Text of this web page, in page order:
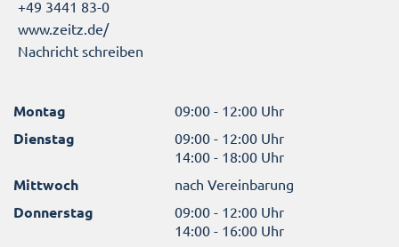
+49 3441 83-0
www.zeitz.de/
Nachricht schreiben
Montag 09:00 - 12:00 Uhr
Dienstag
09:00 - 12:00 Uhr
14:00 - 18:00 Uhr
Mittwoch nach Vereinbarung
Donnerstag
09:00 - 12:00 Uhr
14:00 - 16:00 Uhr